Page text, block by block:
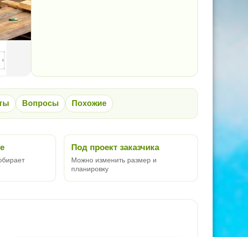
Вопросы Похожие
Под проект заказчика
Можно изменить размер и
планировку